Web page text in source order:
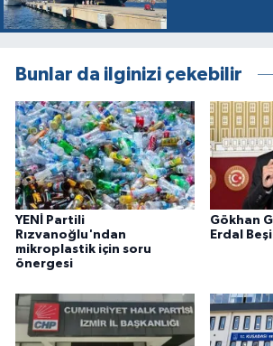
Bunlar da ilginizi çekebilir
YENİ Partili
Rızvanoğlu'ndan
mikroplastik için soru
önergesi
Gökhan
Erdal